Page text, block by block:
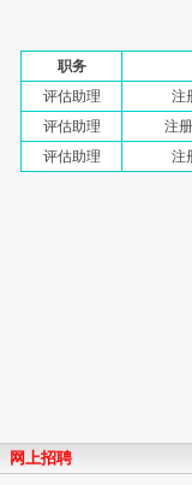
职务
评估助理
注
评估助理
注
评估助理
注
网上招聘